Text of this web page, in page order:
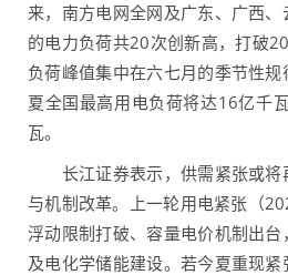
来，南方电网全网及广东、广西
的电力负荷共20次创新高，打破
负荷峰值集中在六七月的季节性
夏全国最高用电负荷将达16亿千
瓦。
长江证券表示，供需紧张或将
与机制改革。上一轮用电紧张（
浮动限制打破、容量电价机制出
及电化学储能建设。若今夏重现